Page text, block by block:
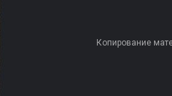
Копирование